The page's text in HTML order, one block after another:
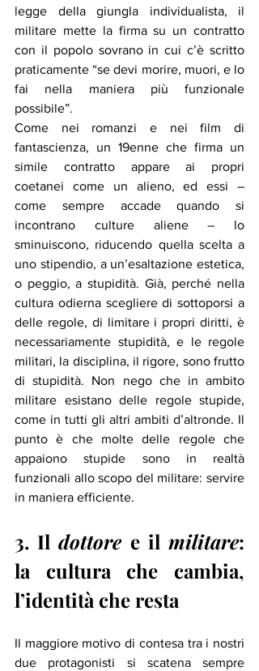
legge della giungla individualista, il
militare mette la firma su un contratto
con il popolo sovrano in cui c’è scritto
praticamente “se devi morire, muori, e lo
fai nella maniera più funzionale
possibile”.
Come nei romanzi e nei film di
fantascienza, un 19enne che firma un
simile contratto appare ai propri
coetanei come un alieno, ed essi –
come sempre accade quando si
incontrano culture aliene – lo
sminuiscono, riducendo quella scelta a
uno stipendio, a un’esaltazione estetica,
o peggio, a stupidità. Già, perché nella
cultura odierna scegliere di sottoporsi a
delle regole, di limitare i propri diritti, è
necessariamente stupidità, e le regole
militari, la disciplina, il rigore, sono frutto
di stupidità. Non nego che in ambito
militare esistano delle regole stupide,
come in tutti gli altri ambiti d’altronde. Il
punto è che molte delle regole che
appaiono stupide sono in realtà
funzionali allo scopo del militare: servire
in maniera efficiente.
3. Il dottore e il militare:
la cultura che cambia,
l’identità che resta
Il maggiore motivo di contesa tra i nostri
due protagonisti si scatena sempre